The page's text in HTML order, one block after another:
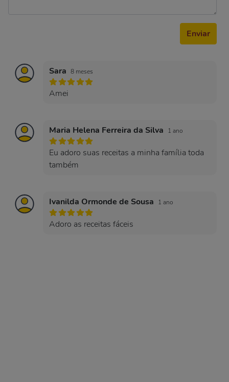
Enviar
Sara 8 meses
Amei
Maria Helena Ferreira da Silva 1 ano
Eu adoro suas receitas a minha família toda
também
Ivanilda Ormonde de Sousa 1 ano
Adoro as receitas fáceis